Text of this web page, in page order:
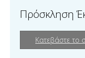
Πρόσκληση
Κατεβάστε το